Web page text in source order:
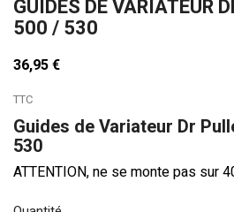
GUIDES DE VARIATEUR
500 / 530
36,95 €
TTC
Guides de Variateur Dr
530
ATTENTION, ne se monte pas sur